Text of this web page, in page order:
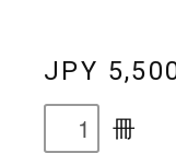
JPY
冊